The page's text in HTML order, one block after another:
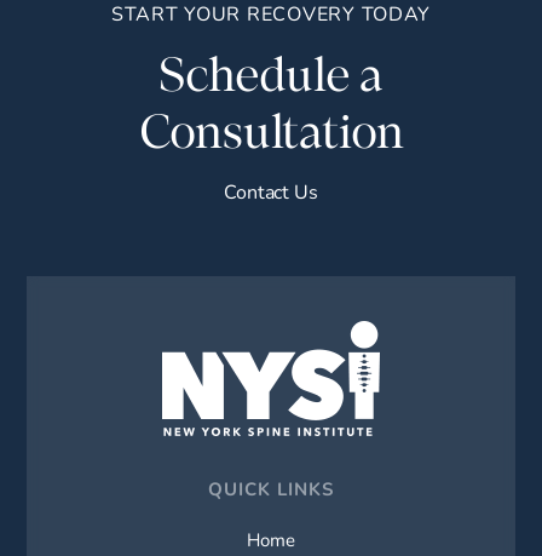
START YOUR RECOVERY TODAY
Schedule a
Consultation
Contact Us
QUICK LINKS
Home